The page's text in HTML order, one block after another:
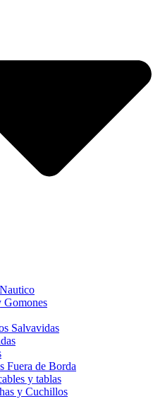
Gomones
Salvavidas
Fuera de Borda
y tablas
y Cuchillos